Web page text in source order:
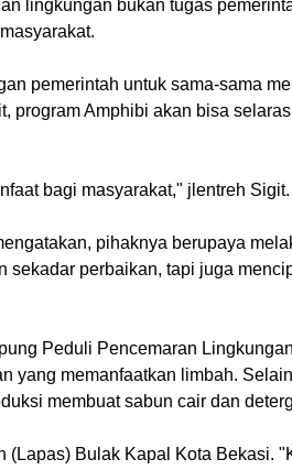
lingkungan bukan tugas
pemerintah untuk sama-sama
program Amphibi akan bisa
bagi masyarakat," jlentreh Sigit.
pihaknya berupaya
sekadar perbaikan, tapi juga
Peduli Pencemaran
yang memanfaatkan limbah.
membuat sabun cair dan
(Lapas) Bulak Kapal Kota Bekasi.